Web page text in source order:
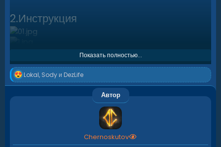
2.Инструкция
Показать полностью...
Р
е
к
Lokal, Sodyи DezLife
Автор
Chernoskutov